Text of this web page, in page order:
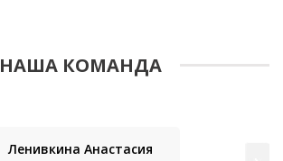
НАША КОМАНДА
Ленивкина Анастасия